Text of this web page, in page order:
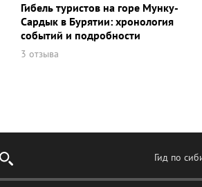
Гибель туристов на горе Мунку-
Сардык в Бурятии: хронология
событий и подробности
3 отзыва
Гид по